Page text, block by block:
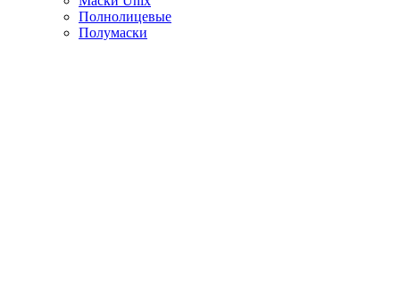
Полнолицевые
Полумаски